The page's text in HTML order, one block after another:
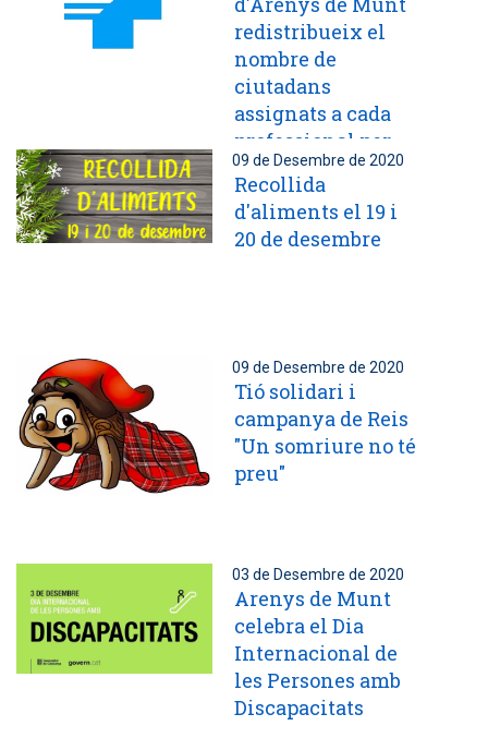
redistribueix el
nombre de
ciutadans
assignats a cada
professional per
millorar l'atenció
als usuaris
09 de Desembre de 2020
Recollida
d'aliments el 19 i
20 de desembre
09 de Desembre de 2020
Tió solidari i
campanya de Reis
"Un somriure no té
preu"
03 de Desembre de 2020
Arenys de Munt
celebra el Dia
Internacional de
les Persones amb
Discapacitats